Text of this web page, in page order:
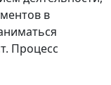
в
Процесс